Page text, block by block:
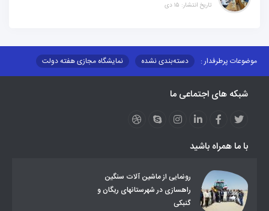
تاریخ انتشار: ۱۵ دی
موضوعات پرطرفدار : دسته‌بندی نشده
نمایشگاه مجازی هفته دولت
مزایدات و مناقصات
محتوای کانون توسعه
عملکردها
عشایر استان
طرح و برنامه
روند ساماندهی عشایر داوطلب اسکان
تشکیلات اداری
شبکه های اجتماعی ما
با ما همراه باشید
رونمایی از ماشین آلات سنگین
راهسازی در شهرستانهای ریگان و
گنبکی